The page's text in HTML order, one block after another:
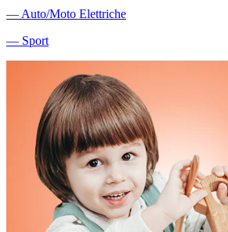
― Auto/Moto Elettriche
― Sport